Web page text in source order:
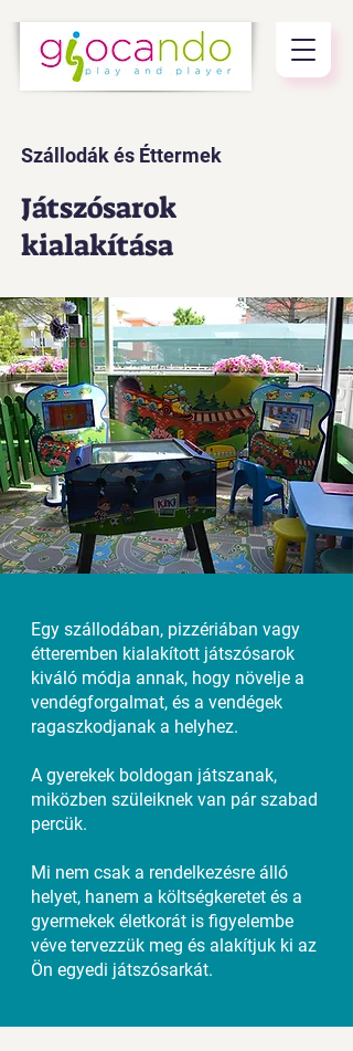
Szállodák és Éttermek
Játszósarok
kialakítása
Egy szállodában, pizzériában vagy
étteremben kialakított játszósarok
kiváló módja annak, hogy növelje a
vendégforgalmat, és a vendégek
ragaszkodjanak a helyhez.
A gyerekek boldogan játszanak,
miközben szüleiknek van pár szabad
percük.
Mi nem csak a rendelkezésre álló
helyet, hanem a költségkeretet és a
gyermekek életkorát is figyelembe
véve tervezzük meg és alakítjuk ki az
Ön egyedi játszósarkát.